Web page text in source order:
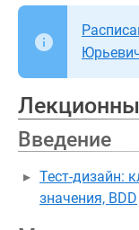
Введение
Тест-дизайн:
значения, BDD